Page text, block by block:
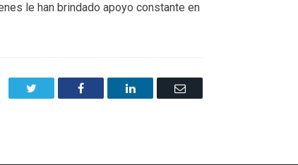
le han brindado apoyo constante en
Facebook LinkedIn Email